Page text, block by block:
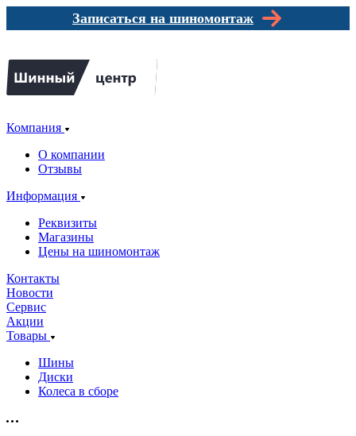
Записаться на шиномонтаж
Компания
О компании
Отзывы
Информация
Реквизиты
Магазины
Цены на шиномонтаж
Контакты
Новости
Сервис
Акции
Товары
Шины
Диски
Колеса в сборе